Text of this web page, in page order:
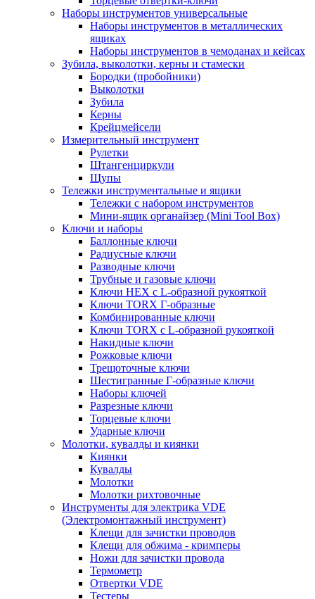
Наборы инструментов универсальные
Наборы инструментов в металлических
ящиках
Наборы инструментов в чемоданах и кейсах
Зубила, выколотки, керны и стамески
Бородки (пробойники)
Выколотки
Зубила
Керны
Крейцмейсели
Измерительный инструмент
Рулетки
Штангенциркули
Щупы
Тележки инструментальные и ящики
Тележки с набором инструментов
Мини-ящик органайзер (Mini Tool Box)
Ключи и наборы
Баллонные ключи
Радиусные ключи
Разводные ключи
Трубные и газовые ключи
Ключи HEX с L-образной рукояткой
Ключи TORX Г-образные
Комбинированные ключи
Ключи TORX с L-образной рукояткой
Накидные ключи
Рожковые ключи
Трещоточные ключи
Шестигранные Г-образные ключи
Наборы ключей
Разрезные ключи
Торцевые ключи
Ударные ключи
Молотки, кувалды и киянки
Киянки
Кувалды
Молотки
Молотки рихтовочные
Инструменты для электрика VDE
(Электромонтажный инструмент)
Клещи для зачистки проводов
Клещи для обжима - кримперы
Ножи для зачистки провода
Термометр
Отвертки VDE
Тестеры